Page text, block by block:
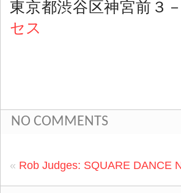
東京都渋谷区神宮前
セス
NO COMMENTS
« Rob Judges: SQUARE DANCE